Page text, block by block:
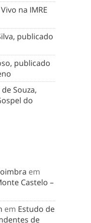
na IMRE
publicado
publicado
Souza,
do
em
Castelo –
em Estudo de
de